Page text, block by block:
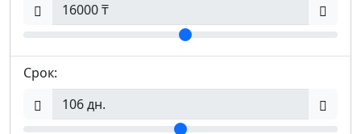
Срок: